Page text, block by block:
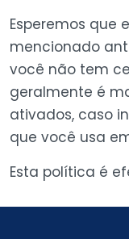
Esperemos que
mencionado
você não tem
geralmente é
ativados, caso
que você usa
Esta política é